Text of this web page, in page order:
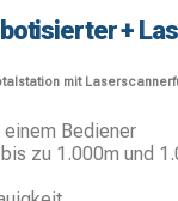
+
mit
Bediener
zu 1.000m und